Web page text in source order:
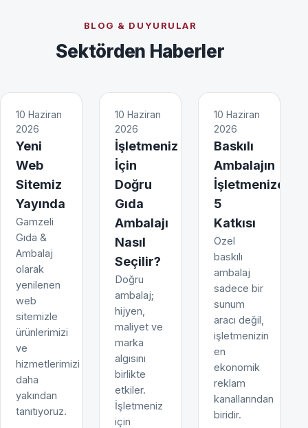
BLOG & DUYURULAR
Sektörden Haberler
10 Haziran
2026
Yeni
Web
Sitemiz
Yayında
Gamzeli
Gıda &
Ambalaj
olarak
yenilenen
web
sitemizle
ürünlerimizi
ve
hizmetlerimizi
daha
yakından
tanıtıyoruz.
10 Haziran
2026
İşletmeniz
İçin
Doğru
Gıda
Ambalajı
Nasıl
Seçilir?
Doğru
ambalaj;
hijyen,
maliyet ve
marka
algısını
birlikte
etkiler.
İşletmeniz
için
10 Haziran
2026
Baskılı
Ambalajın
İşletmenize
5
Katkısı
Özel
baskılı
ambalaj
sadece bir
sunum
aracı değil,
işletmenizin
en
ekonomik
reklam
kanallarından
biridir.